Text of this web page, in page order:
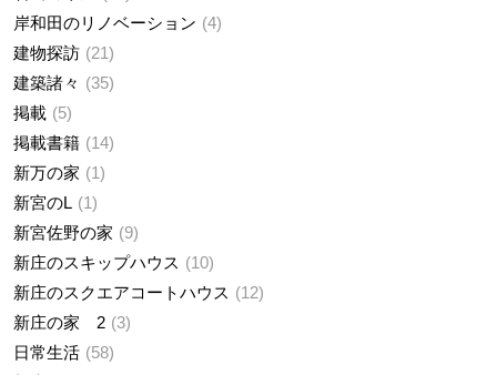
岸和田のリノベーション
4
建物探訪
21
建築諸々
35
掲載
5
掲載書籍
14
新万の家
1
新宮のL
1
新宮佐野の家
9
新庄のスキップハウス
10
新庄のスクエアコートハウス
12
新庄の家 2 3
日常生活
58